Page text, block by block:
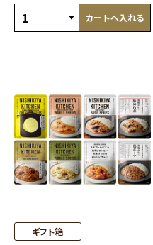
カートへ入れる
ギフト箱